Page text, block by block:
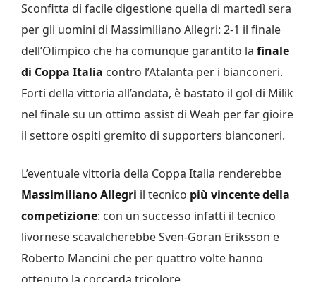
Sconfitta di facile digestione quella di martedì sera
per gli uomini di Massimiliano Allegri: 2-1 il finale
dell’Olimpico che ha comunque garantito la finale
di Coppa Italia contro l’Atalanta per i bianconeri.
Forti della vittoria all’andata, è bastato il gol di Milik
nel finale su un ottimo assist di Weah per far gioire
il settore ospiti gremito di supporters bianconeri.
L’eventuale vittoria della Coppa Italia renderebbe
Massimiliano Allegri il tecnico più vincente della
competizione: con un successo infatti il tecnico
livornese scavalcherebbe Sven-Goran Eriksson e
Roberto Mancini che per quattro volte hanno